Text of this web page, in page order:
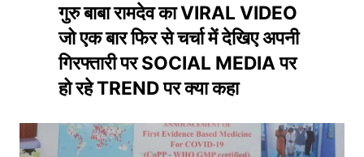
गुरु बाबा रामदेव का VIRAL VIDEO
जो एक बार फिर से चर्चा में देखिए अपनी
गिरफ्तारी पर SOCIAL MEDIA पर
हो रहे TREND पर क्या कहा